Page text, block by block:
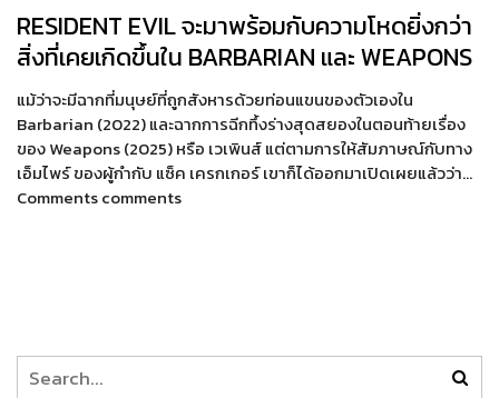
RESIDENT EVIL จะมาพร้อมกับความโหดยิ่งกว่า
สิ่งที่เคยเกิดขึ้นใน BARBARIAN และ WEAPONS
แม้ว่าจะมีฉากที่มนุษย์ที่ถูกสังหารด้วยท่อนแขนของตัวเองใน
Barbarian (2022) และฉากการฉีกทึ้งร่างสุดสยองในตอนท้ายเรื่อง
ของ Weapons (2025) หรือ เวเพินส์ แต่ตามการให้สัมภาษณ์กับทาง
เอ็มไพร์ ของผู้กำกับ แซ็ค เครกเกอร์ เขาก็ได้ออกมาเปิดเผยแล้วว่า…
Comments comments